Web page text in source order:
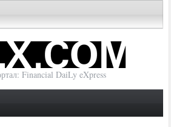
Financial DaiLy eXpress